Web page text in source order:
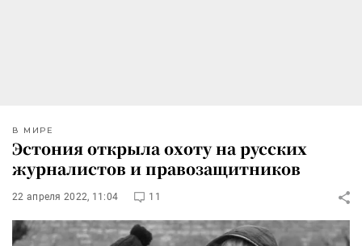
В МИРЕ
Эстония открыла охоту на русских
журналистов и правозащитников
22 апреля 2022, 11:04 11